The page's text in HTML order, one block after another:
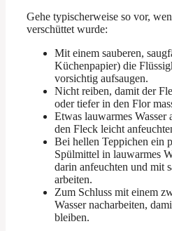
Gehe typischerweise so vor,
verschüttet wurde:
Mit einem sauberen,
Küchenpapier) die
vorsichtig aufsaugen.
Nicht reiben, damit der
oder tiefer in den Flor
Etwas lauwarmes Wasser
den Fleck leicht
Bei hellen Teppichen ein
Spülmittel in lauwarmes
darin anfeuchten und mit
arbeiten.
Zum Schluss mit einem
Wasser nacharbeiten,
bleiben.